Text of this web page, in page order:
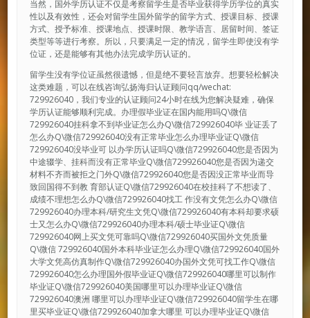
当然，国外学历认证不仅是考察留学生是否毕业获得学历学位的真实
性以及有效性，还会对留学生国外留学的留学方式、授课目标、授课
方式、授予标准、授课地点、授课时限、教学语言、居留时间、签证
类型等等进行考察。所以，只要满足一定的情况，留学生即使没有学
位证，还是能够有其他办法完成学历认证的。
留学生没有学位证虽然很遗憾，但是绝不要轻言放弃。想要轻松解决
这类难题，可以在线咨询弘扬海归认证顾问qq/wechat:
729926040，我们专业的认证顾问24小时在线为您解决疑难，确保
学历认证能够顺利完成。办理假毕业证在国内能用吗Q\微信
729926040挂科拿不到毕业证怎么办Q\微信729926040毕 业证丢了
怎么办Q\微信729926040没有正常毕业怎么办理毕业证Q\微信
729926040没毕业可 以办学历认证吗Q\微信729926040您是否因为
中途辍学、挂科而没有正常毕业Q\微信729926040您是否因为递交
材料不齐而被拒之门外Q\微信729926040您是否因没正常毕业而导
致回国得不到教 育部认证Q\微信729926040在校挂科了不想读了、
成绩不理想怎么办Q\微信729926040找工 作没有文凭怎么办Q\微信
729926040办理本科/研究生文凭Q\微信729926040有本科却要求硕
士又怎么办Q\微信729926040办理本科/硕士毕业证Q\微信
729926040网上买文凭可靠吗Q\微信729926040买国外文凭质量
Q\微信 729926040国外本科毕业证怎么办理Q\微信729926040国外
大学文凭高仿真制作Q\微信729926040办国外文凭可找工作Q\微信
729926040怎么办理国外假毕业证Q\微信729926040哪里可以制作
毕业证Q\微信729926040美国哪里可以办理毕业证Q\微信
729926040澳洲 哪里可以办理毕业证Q\微信729926040留学生在哪
里买毕业证Q\微信729926040加拿大哪里 可以办理毕业证Q\微信